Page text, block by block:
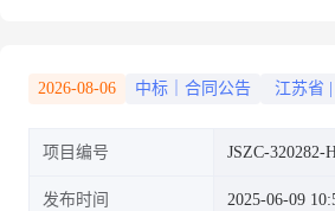
务项目采购
2026-08-06 中标｜合同公告 江苏省
项目编号 JSZC-320282-
发布时间 2025-06-09